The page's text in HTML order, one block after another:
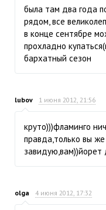
была там два года
рядом, все
в конце сентябре
прохладно
бархатный сезон
lubov 1 июня 2012, 21:56
круто)))фламинго
правда,только вы
завидую,вам))йорет
olga 4 июня 2012, 17:32